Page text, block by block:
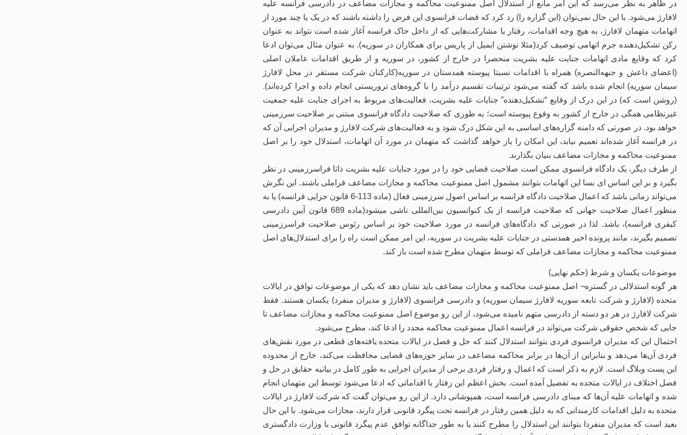
در ظاهر به نظر می‌رسد که این امر مانع از استدلال اصل ممنوعیت محاکمه و مجازات مضاعف در دادرسی فرانسه علیه
لافارژ می‌شود. با این حال نمی‌توان (این گزاره را) رد کرد که قضات فرانسوی این فرض را داشته باشند که در یک یا چند مورد از
اتهامات متهمان لافارژ، به هیچ وجه اقدامات، رفتار یا مشارکت‌هایی که از داخل خاک فرانسه آغاز شده است نتواند به عنوان
رکن تشکیل‌دهنده جرم اتهامی توصیف کرد(مثلا نوشتن ایمیل از پاریس برای همکاران در سوریه). به عنوان مثال می‌توان ادعا
کرد که وقایع مادی اتهامات جنایت علیه بشریت منحصرا در خارج از کشور، در سوریه و از طریق اقدامات عاملان اصلی
(اعضای داعش و جبهه‌النصره) همراه با اقدامات نسبتا پیوسته همدستان در سوریه(کارکنان شرکت مستقر در محل لافارژ
سیمان سوریه) انجام شده باشد که گفته می‌شود ترتیبات تقسیم درآمد را با گروه‌های تروریستی انجام داده و اجرا کرده‌اند).
(روشن است که) در این درک از وقایع “تشکیل‌دهنده” جنایات علیه بشریت، فعالیت‌های مربوط به اجرای جنایت علیه جمعیت
غیرنظامی همگی در خارج از کشور به وقوع پیوسته است؛ به طوری که صلاحیت دادگاه فرانسوی مبتنی بر صلاحیت سرزمینی
خواهد بود. در صورتی که دامنه گزاره‌های اساسی به این شکل درک شود و به فعالیت‌های شرکت لافارژ و مدیران اجرایی آن که
در فرانسه آغاز شده‌اند تعمیم نیابد، این امکان را باز خواهد گذاشت که متهمان در مورد آن اتهامات، استدلال خود را بر اصل
ممنوعیت محاکمه و مجازات مضاعف بنیان بگذارند.
از طرف دیگر، یک دادگاه فرانسوی ممکن است صلاحیت قضایی خود را در مورد جنایات علیه بشریت ذاتا فراسرزمینی در نظر
بگیرد و بر این اساس ای بسا این اتهامات بتوانند مشمول اصل ممنوعیت محاکمه و مجازات مضاعف فراملی باشند. این نگرش
می‌تواند زمانی باشد که اعمال صلاحیت دادگاه فرانسه بر اساس اصول سرزمینی فعال (ماده 113-6 قانون جزایی فرانسه) یا به
منظور اعمال صلاحیت جهانی که صلاحیت فرانسه از یک کنوانسیون بین‌المللی ناشی میشود(ماده 689 قانون آیین دادرسی
کیفری فرانسه)، باشد. لذا در صورتی که دادگاه‌های فرانسه در مورد صلاحیت خود بر اساس رئوس صلاحیت فراسرزمینی
تصمیم بگیرند، مانند پرونده اخیر همدستی در جنایات علیه بشریت در سوریه، این امر ممکن است راه را برای استدلال‌های اصل
ممنوعیت محاکمه و مجازات مضاعف فراملی که توسط متهمان مطرح شده است باز کند.
موضوعات یکسان و شرط (حکم نهایی)
هر گونه استدلالی در گستره¬ اصل ممنوعیت محاکمه و مجازات مضاعف باید نشان دهد که یکی از موضوعات توافق در ایالات
متحده (لافارژ و شرکت تابعه سوریه لافارژ سیمان سوریه) و دادرسی فرانسوی (لافارژ و مدیران منفرد) یکسان هستند. فقط
شرکت لافارژ در هر دو دسته از دادرسی متهم نامیده می‌شود، از این رو موضوع اصل ممنوعیت محاکمه و مجازات مضاعف تا
جایی که شخص حقوقی شرکت می‌تواند در فرانسه اعمال ممنوعیت محاکمه مجدد را ادعا کند، مطرح می‌شود.
احتمال این که مدیران فرانسوی فردی بتوانند استدلال کنند که حل و فصل در ایالات متحده یافته‌های قطعی در مورد نقش‌های
فردی آن‌ها می‌دهد و بنابراین از آن‌ها در برابر محاکمه مضاعف در سایر حوزه‌های قضایی محافظت می‌کند، خارج از محدوده
این پست وبلاگ است. لازم به ذکر است که اعمال و رفتار فردی برخی از مدیران اجرایی به طور کامل در بیانیه حقایق در حل و
فصل اختلاف در ایالات متحده به تفصیل آمده است. بخش اعظم این رفتار با اقداماتی که ادعا می‌شود توسط این متهمان انجام
شده و اتهامات علیه آن‌ها که مبنای دادرسی فرانسه است، همپوشانی دارد. از این رو می‌توان گفت که شرکت لافارژ در ایالات
متحده به دلیل اقدامات کارمندانی که به دلیل همین رفتار در فرانسه تحت پیگرد قانونی قرار دارند، مجازات می‌شود. با این حال
بعید است که مدیران منفردا بتوانند این استدلال را مطرح کنند یا به طور جداگانه توافق عدم پیگرد قانونی با وزارت دادگستری